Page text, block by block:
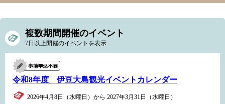
複数期間開催のイベント
7日以上開催のイベントを表示
令和8年度 伊豆大島観光イベントカレンダー
2026年4月8日（水曜日）から 2027年3月31日（水曜日）